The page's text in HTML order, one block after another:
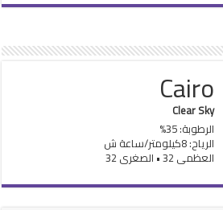
Cairo
Clear Sky
الرطوبة: 35%
الرياح: 8كيلومتر/ساعة ش
العظمى 32 • الصغرى 32